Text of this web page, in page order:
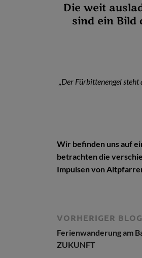
Die weit
sind ein Bild
„Der Fürbittenengel
Wir befinden uns auf
betrachten die
Impulsen von
VORHERIGER BLOG
Ferienwanderung am
ZUKUNFT